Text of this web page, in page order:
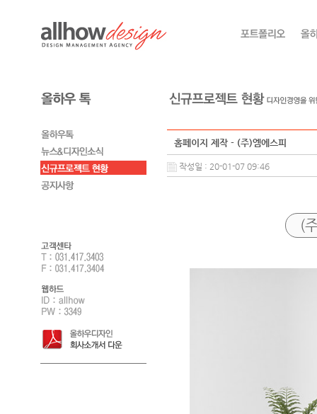
홈페이지 제작 - (주)엠에스피
작성일 : 20-01-07 09:46
(